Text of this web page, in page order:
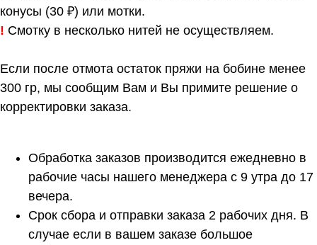
конусы (30 ₽) или мотки.
! Смотку в несколько нитей не осуществляем.
Если после отмота остаток пряжи на бобине менее
300 гр, мы сообщим Вам и Вы примите решение о
корректировки заказа.
Обработка заказов производится ежедневно в
рабочие часы нашего менеджера с 9 утра до 17
вечера.
Срок сбора и отправки заказа 2 рабочих дня. В
случае если в вашем заказе большое